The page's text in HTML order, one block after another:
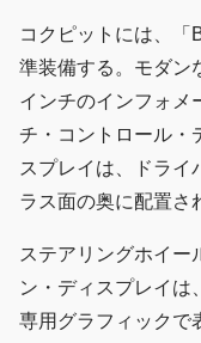
コクピットには、「
準装備する。モダン
インチのインフォメ
チ・コントロール・
スプレイは、ドライ
ラス面の奥に配置さ
ステアリングホイー
ン・ディスプレイは
専用グラフィックで